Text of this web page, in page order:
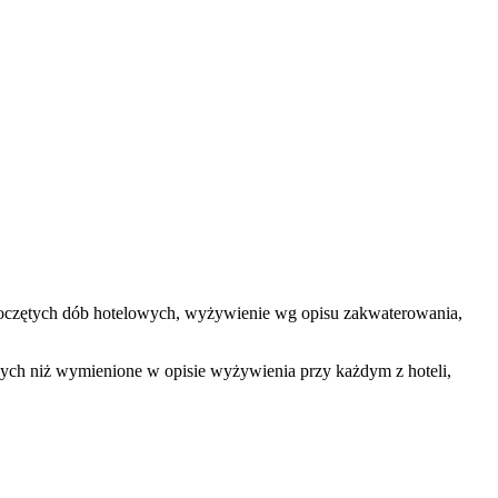
dób hotelowych, wyżywienie wg opisu zakwaterowania,
niż wymienione w opisie wyżywienia przy każdym z hoteli,